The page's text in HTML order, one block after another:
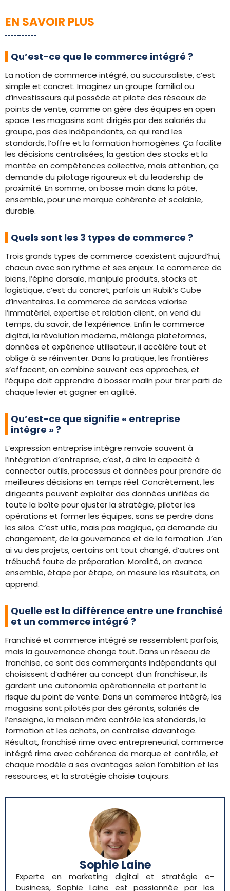
EN SAVOIR PLUS
Qu’est-ce que le commerce intégré ?
La notion de commerce intégré, ou succursaliste, c’est
simple et concret. Imaginez un groupe familial ou
d’investisseurs qui possède et pilote des réseaux de
points de vente, comme on gère des équipes en open
space. Les magasins sont dirigés par des salariés du
groupe, pas des indépendants, ce qui rend les
standards, l’offre et la formation homogènes. Ça facilite
les décisions centralisées, la gestion des stocks et la
montée en compétences collective, mais attention, ça
demande du pilotage rigoureux et du leadership de
proximité. En somme, on bosse main dans la pâte,
ensemble, pour une marque cohérente et scalable,
durable.
Quels sont les 3 types de commerce ?
Trois grands types de commerce coexistent aujourd’hui,
chacun avec son rythme et ses enjeux. Le commerce de
biens, l’épine dorsale, manipule produits, stocks et
logistique, c’est du concret, parfois un Rubik’s Cube
d’inventaires. Le commerce de services valorise
l’immatériel, expertise et relation client, on vend du
temps, du savoir, de l’expérience. Enfin le commerce
digital, la révolution moderne, mélange plateformes,
données et expérience utilisateur, il accélère tout et
oblige à se réinventer. Dans la pratique, les frontières
s’effacent, on combine souvent ces approches, et
l’équipe doit apprendre à bosser malin pour tirer parti de
chaque levier et gagner en agilité.
Qu’est-ce que signifie « entreprise
intègre » ?
L’expression entreprise intègre renvoie souvent à
l’intégration d’entreprise, c’est, à dire la capacité à
connecter outils, processus et données pour prendre de
meilleures décisions en temps réel. Concrètement, les
dirigeants peuvent exploiter des données unifiées de
toute la boîte pour ajuster la stratégie, piloter les
opérations et former les équipes, sans se perdre dans
les silos. C’est utile, mais pas magique, ça demande du
changement, de la gouvernance et de la formation. J’en
ai vu des projets, certains ont tout changé, d’autres ont
trébuché faute de préparation. Moralité, on avance
ensemble, étape par étape, on mesure les résultats, on
apprend.
Quelle est la différence entre une franchisé
et un commerce intégré ?
Franchisé et commerce intégré se ressemblent parfois,
mais la gouvernance change tout. Dans un réseau de
franchise, ce sont des commerçants indépendants qui
choisissent d’adhérer au concept d’un franchiseur, ils
gardent une autonomie opérationnelle et portent le
risque du point de vente. Dans un commerce intégré, les
magasins sont pilotés par des gérants, salariés de
l’enseigne, la maison mère contrôle les standards, la
formation et les achats, on centralise davantage.
Résultat, franchisé rime avec entrepreneurial, commerce
intégré rime avec cohérence de marque et contrôle, et
chaque modèle a ses avantages selon l’ambition et les
ressources, et la stratégie choisie toujours.
Sophie Laine
Experte en marketing digital et stratégie e-
business, Sophie Laine est passionnée par les